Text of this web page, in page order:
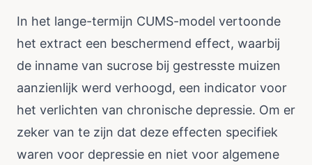
In het lange-termijn CUMS-model vertoonde
het extract een beschermend effect, waarbij
de inname van sucrose bij gestresste muizen
aanzienlijk werd verhoogd, een indicator voor
het verlichten van chronische depressie. Om er
zeker van te zijn dat deze effecten specifiek
waren voor depressie en niet voor algemene